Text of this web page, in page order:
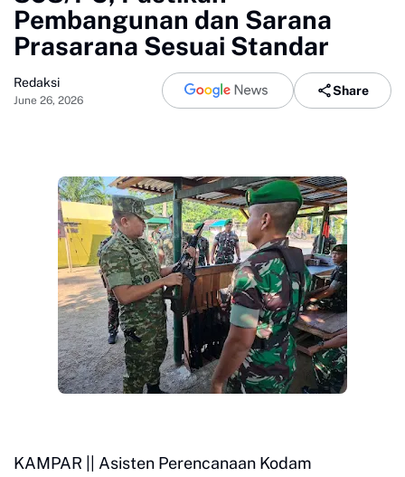
Pembangunan dan Sarana
Prasarana Sesuai Standar
Redaksi
June 26, 2026
Share
KAMPAR || Asisten Perencanaan Kodam